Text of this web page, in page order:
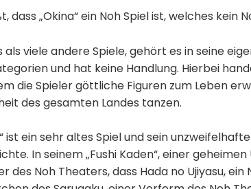
dass „Okina“ ein Noh Spiel ist, welches kein
als viele andere Spiele, gehört es in seine
und hat keine Handlung. Hierbei
die Spieler göttliche Figuren zum Leben
des gesamten Landes tanzen.
ist ein sehr altes Spiel und sein
In seinem „Fushi Kaden“, einer
des Noh Theaters, dass Hada no Ujiyasu,